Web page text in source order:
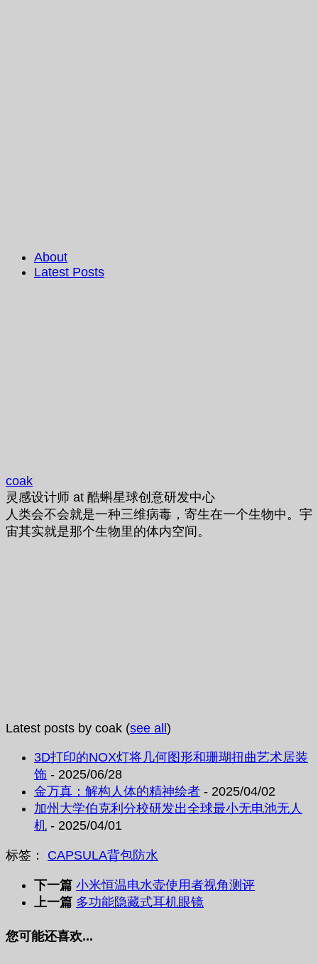
About
Latest Posts
coak
灵感设计师 at 酷蝌星球创意研发中心
人类会不会就是一种三维病毒，寄生在一个生物中。宇
宙其实就是那个生物里的体内空间。
Latest posts by coak (see all )
3D打印的NOX灯将几何图形和珊瑚扭曲艺术居装
饰 - 2025/06/28
金万真：解构人体的精神绘者 - 2025/04/02
加州大学伯克利分校研发出全球最小无电池无人
机 - 2025/04/01
标签： CAPSULA背包防水
下一篇 小米恒温电水壶使用者视角测评
上一篇 多功能隐藏式耳机眼镜
您可能还喜欢...